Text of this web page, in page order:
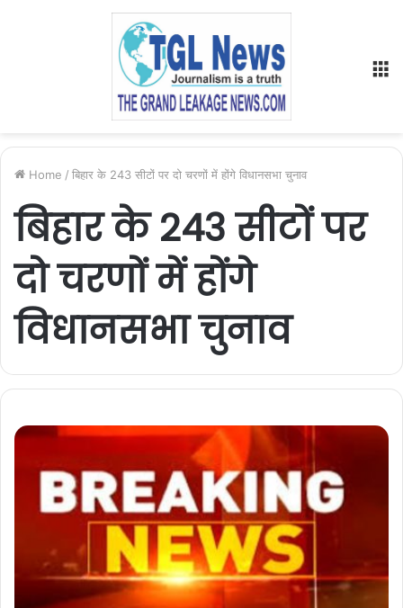
Home / बिहार के 243 सीटों पर दो चरणों में होंगे विधानसभा चुनाव
बिहार के 243 सीटों पर
दो चरणों में होंगे
विधानसभा चुनाव